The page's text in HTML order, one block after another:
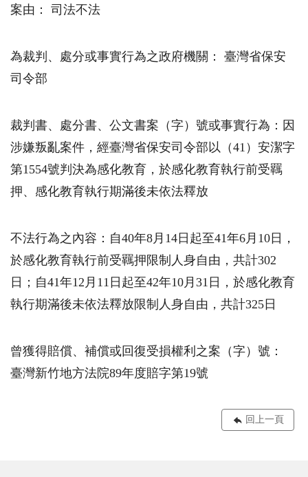
案由： 司法不法
為裁判、處分或事實行為之政府機關： 臺灣省保安
司令部
裁判書、處分書、公文書案（字）號或事實行為：因
涉嫌叛亂案件，經臺灣省保安司令部以（41）安潔字
第1554號判決為感化教育，於感化教育執行前受羈
押、感化教育執行期滿後未依法釋放
不法行為之內容：自40年8月14日起至41年6月10日，
於感化教育執行前受羈押限制人身自由，共計302
日；自41年12月11日起至42年10月31日，於感化教育
執行期滿後未依法釋放限制人身自由，共計325日
曾獲得賠償、補償或回復受損權利之案（字）號：
臺灣新竹地方法院89年度賠字第19號
回上一頁